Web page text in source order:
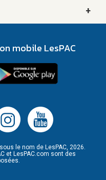
+
mobile LesPAC
le nom de LesPAC, 2026.
et LesPAC.com sont des